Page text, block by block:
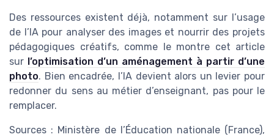
Des ressources existent déjà, notamment sur l’usage
de l’IA pour analyser des images et nourrir des projets
pédagogiques créatifs, comme le montre cet article
sur l’optimisation d’un aménagement à partir d’une
photo. Bien encadrée, l’IA devient alors un levier pour
redonner du sens au métier d’enseignant, pas pour le
remplacer.
Sources : Ministère de l’Éducation nationale (France),